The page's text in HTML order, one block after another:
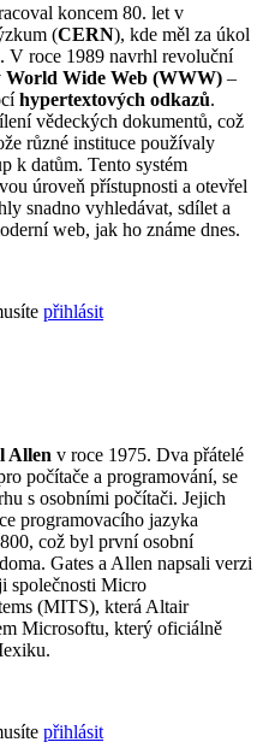
koncem 80. let v
(CERN), kde měl za úkol
V roce 1989 navrhl revoluční
World Wide Web (WWW) –
hypertextových odkazů.
vědeckých dokumentů, což
různé instituce používaly
k datům. Tento systém
úroveň přístupnosti a otevřel
snadno vyhledávat, sdílet a
web, jak ho známe dnes.
přihlásit
Allen v roce 1975. Dva přátelé
počítače a programování, se
s osobními počítači. Jejich
programovacího jazyka
což byl první osobní
Gates a Allen napsali verzi
společnosti Micro
(MITS), která Altair
Microsoftu, který oficiálně
přihlásit